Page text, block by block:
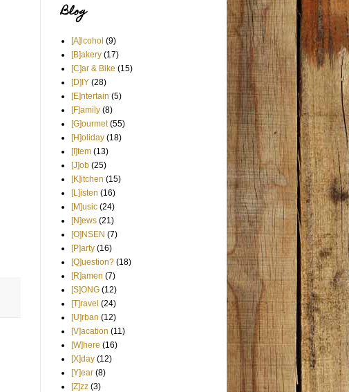
Blog
[A]lcohol (9)
[B]akery (17)
[C]ar & Bike (15)
[D]IY (28)
[E]ntertain (5)
[F]amily (8)
[G]ourmet (55)
[H]oliday (18)
[I]tem (13)
[J]ob (25)
[K]itchen (15)
[L]isten (16)
[M]usic (24)
[N]ews (21)
[O]NSEN (7)
[P]arty (16)
[Q]uestion? (18)
[R]amen (7)
[S]ONG (12)
[T]ravel (24)
[U]rban (12)
[V]acation (11)
[W]here (16)
[X]day (12)
[Y]ear (8)
[Z]zz (3)